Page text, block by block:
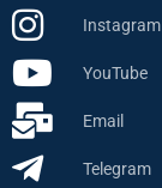
Instagram
YouTube
Email
Telegram